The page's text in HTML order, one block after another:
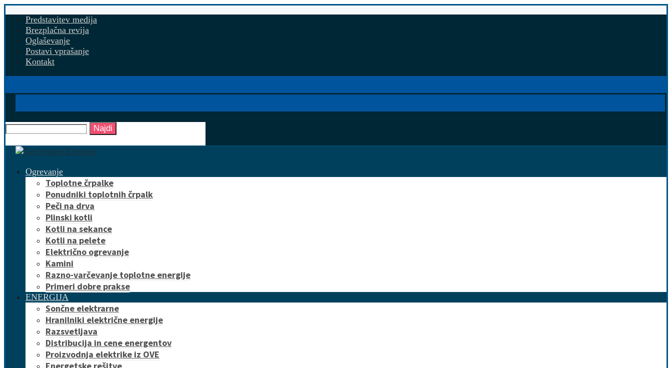
Predstavitev medija
Brezplačna revija
Oglaševanje
Postavi vprašanje
Kontakt
Najdi
Ogrevanje
Toplotne črpalke
Ponudniki toplotnih črpalk
Peči na drva
Plinski kotli
Kotli na sekance
Kotli na pelete
Električno ogrevanje
Kamini
Razno-varčevanje toplotne energije
Primeri dobre prakse
ENERGIJA
Sončne elektrarne
Hranilniki električne energije
Razsvetljava
Distribucija in cene energentov
Proizvodnja elektrike iz OVE